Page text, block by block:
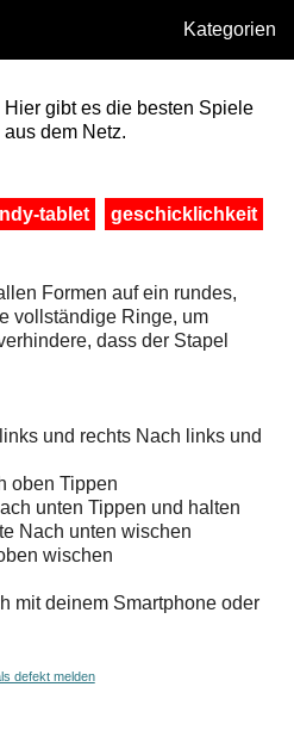
Kategorien
Hier gibt es die besten Spiele
aus dem Netz.
tablet geschicklichkeit
Formen auf ein rundes,
vollständige Ringe, um
dass der Stapel
und rechts Nach links und
oben Tippen
unten Tippen und halten
Nach unten wischen
wischen
mit deinem Smartphone oder
defekt melden